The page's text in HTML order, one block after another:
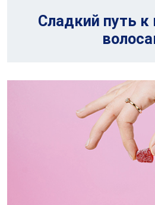
Сладкий путь